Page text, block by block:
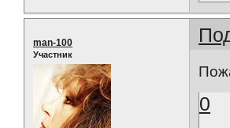
man-100
Участник
0